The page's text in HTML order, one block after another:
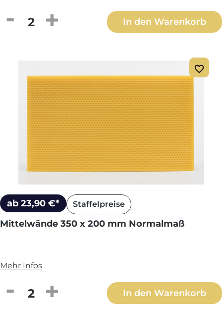
Produkt Anzahl: Gib den gewünschten
In den Warenkorb
ab 23,90 €* Staffelpreise
Mittelwände 350 x 200 mm Normalmaß
Mehr Infos
Produkt Anzahl: Gib den gewünschten
In den Warenkorb